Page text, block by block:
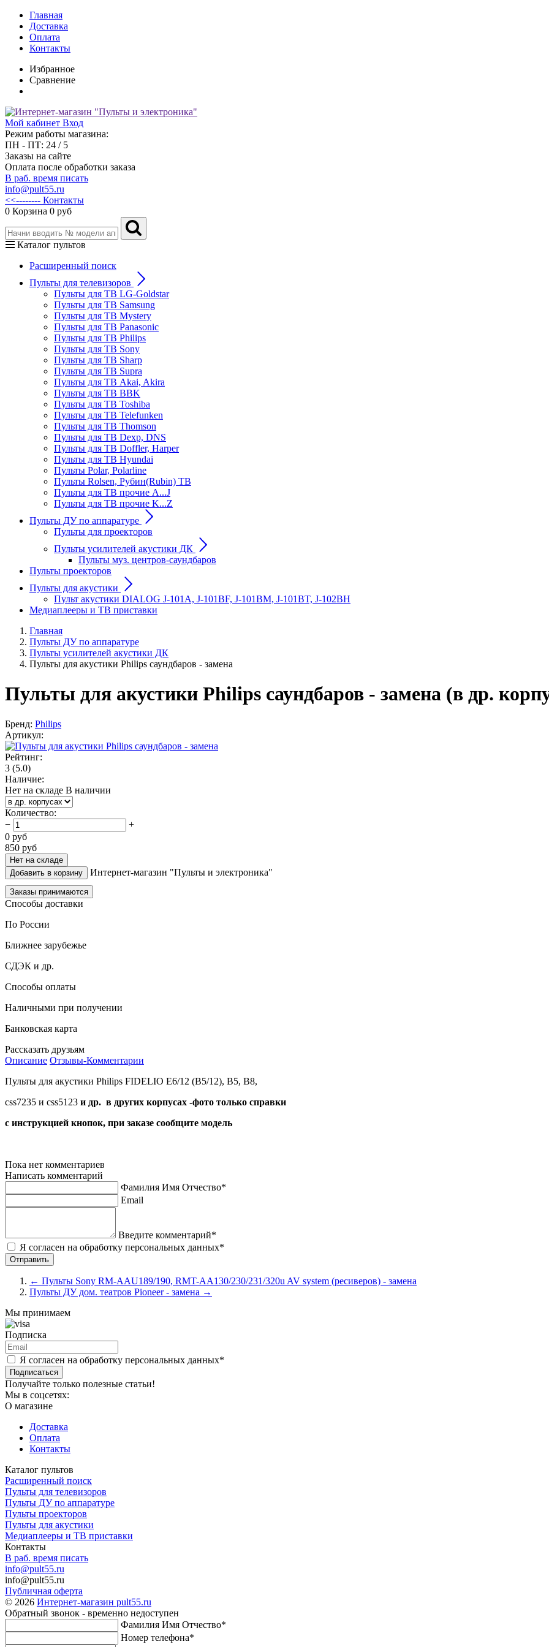
Главная
Доставка
Оплата
Контакты
Избранное
Сравнение
Мой кабинет Вход
Режим работы магазина:
ПН - ПТ: 24 / 5
Заказы на сайте
Оплата после обработки заказа
В раб. время писать
info@pult55.ru
<<-------- Контакты
0 Корзина 0 руб
Каталог пультов
Расширенный поиск
Пульты для телевизоров
Пульты для ТВ LG-Goldstar
Пульты для ТВ Samsung
Пульты для ТВ Mystery
Пульты для ТВ Panasonic
Пульты для ТВ Philips
Пульты для ТВ Sony
Пульты для ТВ Sharp
Пульты для ТВ Supra
Пульты для ТВ Akai, Akira
Пульты для ТВ BBK
Пульты для ТВ Toshiba
Пульты для ТВ Telefunken
Пульты для ТВ Thomson
Пульты для ТВ Dexp, DNS
Пульты для ТВ Doffler, Harper
Пульты для ТВ Hyundai
Пульты Polar, Polarline
Пульты Rolsen, Рубин(Rubin) ТВ
Пульты для ТВ прочие A...J
Пульты для ТВ прочие K...Z
Пульты ДУ по аппаратуре
Пульты для проекторов
Пульты усилителей акустики ДК
Пульты муз. центров-саундбаров
Пульты проекторов
Пульты для акустики
Пульт акустики DIALOG J-101A, J-101BF, J-101BM, J-101BT, J-102BH
Медиаплееры и ТВ приставки
Главная
Пульты ДУ по аппаратуре
Пульты усилителей акустики ДК
Пульты для акустики Philips саундбаров - замена
Пульты для акустики Philips саундбаров - замена (в др.
Бренд: Philips
Артикул:
Рейтинг:
3 (5.0)
Наличие:
Нет на складе В наличии
Количество:
−
+
0 руб
850 руб
Нет на складе
Добавить в корзину
Интернет-магазин "Пульты и электроника"
Заказы принимаются
Способы доставки
По России
Ближнее зарубежье
СДЭК и др.
Способы оплаты
Наличными при получении
Банковская карта
Рассказать друзьям
Описание Отзывы-Комментарии
Пульты для акустики Philips FIDELIO E6/12 (B5/12), B5, B8,
css7235 и css5123 и др. в других корпусах -фото только справки
с инструкцией кнопок, при заказе сообщите модель
Пока нет комментариев
Написать комментарий
Фамилия Имя Отчество*
Email
Введите комментарий*
Я согласен на обработку персональных данных*
← Пульты Sony RM-AAU189/190, RMT-AA130/230/231/320u AV system (ресиверов) - замена
Пульты ДУ дом. театров Pioneer - замена →
Мы принимаем
Подписка
Я согласен на обработку персональных данных*
Подписаться
Получайте только полезные статьи!
Мы в соцсетях:
О магазине
Доставка
Оплата
Контакты
Каталог пультов
Расширенный поиск
Пульты для телевизоров
Пульты ДУ по аппаратуре
Пульты проекторов
Пульты для акустики
Медиаплееры и ТВ приставки
Контакты
В раб. время писать
info@pult55.ru
info@pult55.ru
Публичная оферта
© 2026 Интернет-магазин pult55.ru
Обратный звонок - временно недоступен
Фамилия Имя Отчество*
Номер телефона*